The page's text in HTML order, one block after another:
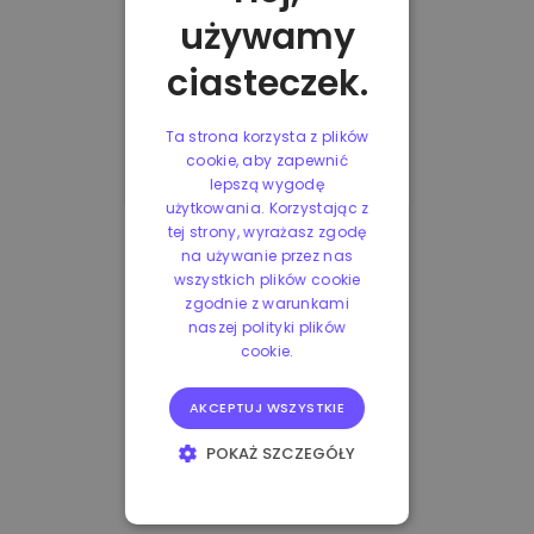
używamy
ciasteczek.
Ta strona korzysta z plików
cookie, aby zapewnić
lepszą wygodę
użytkowania. Korzystając z
tej strony, wyrażasz zgodę
na używanie przez nas
wszystkich plików cookie
zgodnie z warunkami
naszej polityki plików
cookie.
AKCEPTUJ WSZYSTKIE
POKAŻ SZCZEGÓŁY